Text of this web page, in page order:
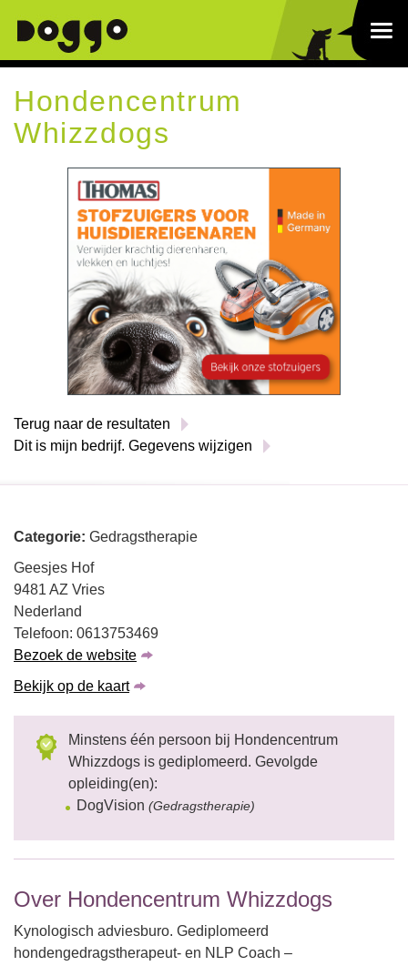
Hondencentrum
Whizzdogs
Terug naar de resultaten
Dit is mijn bedrijf. Gegevens wijzigen
Categorie: Gedragstherapie
Geesjes Hof
9481 AZ Vries
Nederland
Telefoon: 0613753469
Bezoek de website
Bekijk op de kaart
Minstens één persoon bij Hondencentrum
Whizzdogs is gediplomeerd. Gevolgde
opleiding(en):
DogVision (Gedragstherapie)
Over Hondencentrum Whizzdogs
Kynologisch adviesburo. Gediplomeerd
hondengedragstherapeut- en NLP Coach –